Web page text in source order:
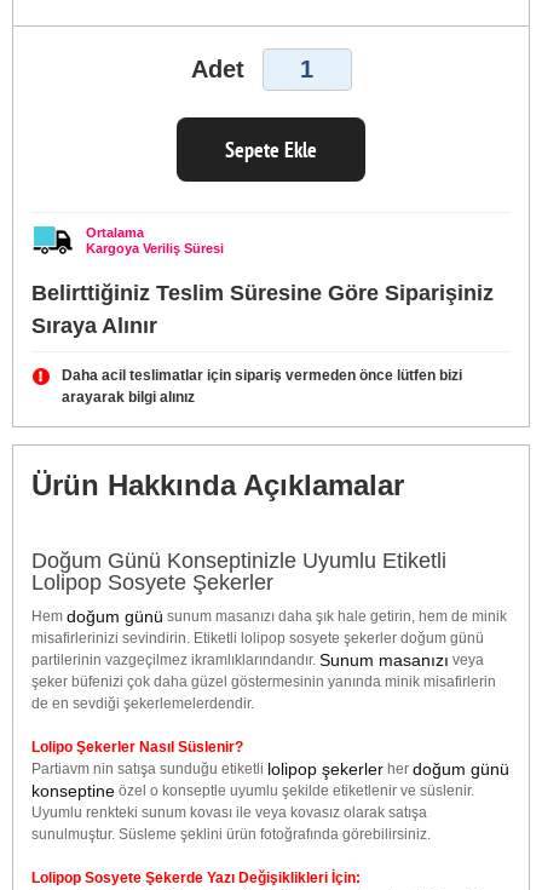
Adet
Sepete Ekle
Ortalama
Kargoya Veriliş Süresi
Belirttiğiniz Teslim Süresine Göre Siparişiniz
Sıraya Alınır
Daha acil teslimatlar için sipariş vermeden önce lütfen bizi
arayarak bilgi alınız
Ürün Hakkında Açıklamalar
Doğum Günü Konseptinizle Uyumlu Etiketli
Lolipop Sosyete Şekerler
Hem doğum günü sunum masanızı daha şık hale getirin, hem de minik
misafirlerinizi sevindirin. Etiketli lolipop sosyete şekerler doğum günü
partilerinin vazgeçilmez ikramlıklarındandır. Sunum masanızı veya
şeker büfenizi çok daha güzel göstermesinin yanında minik misafirlerin
de en sevdiği şekerlemelerdendir.
Lolipo Şekerler Nasıl Süslenir?
Partiavm nin satışa sunduğu etiketli lolipop şekerler her doğum günü
konseptine özel o konseptle uyumlu şekilde etiketlenir ve süslenir.
Uyumlu renkteki sunum kovası ile veya kovasız olarak satışa
sunulmuştur. Süsleme şeklini ürün fotoğrafında görebilirsiniz.
Lolipop Sosyete Şekerde Yazı Değişiklikleri İçin: